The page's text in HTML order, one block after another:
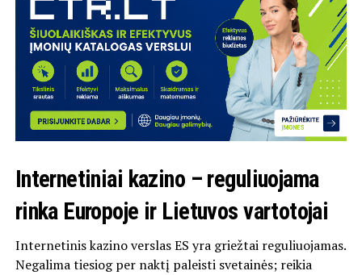
Internetiniai kazino – reguliuojama
rinka Europoje ir Lietuvos vartotojai
Internetinis kazino verslas ES yra griežtai reguliuojamas.
Negalima tiesiog per naktį paleisti svetainės; reikia